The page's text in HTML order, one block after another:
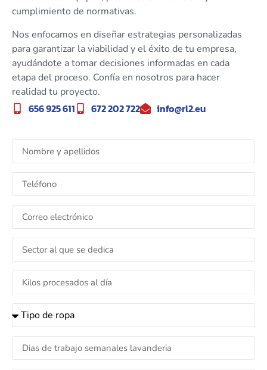
cumplimiento de normativas.
Nos enfocamos en diseñar estrategias personalizadas
para garantizar la viabilidad y el éxito de tu empresa,
ayudándote a tomar decisiones informadas en cada
etapa del proceso. Confía en nosotros para hacer
realidad tu proyecto.
656 925 611 672 202 722 info@rl2.eu